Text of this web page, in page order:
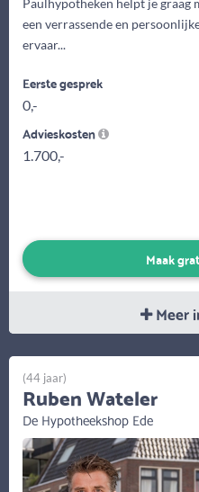
Paulhypotheken helpt je graag
een verrassende en
ervaar...
Eerste gesprek
0,-
Advieskosten
1.700,-
Maak
Meer
(44 jaar)
Ruben Wateler
De Hypotheekshop Ede